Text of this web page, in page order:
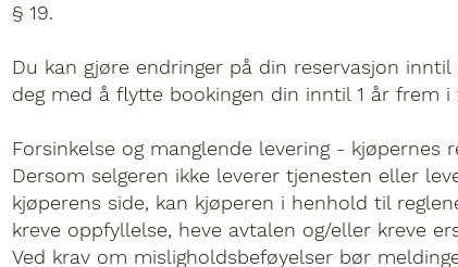
§ 19.
Du kan gjøre endringer på din reservasjon
deg med å flytte bookingen din inntil 1 år frem
Forsinkelse og manglende levering -
Dersom selgeren ikke leverer tjenesten eller
kjøperens side, kan kjøperen i henhold til
kreve oppfyllelse, heve avtalen og/eller kreve
Ved krav om misligholdsbeføyelser bør